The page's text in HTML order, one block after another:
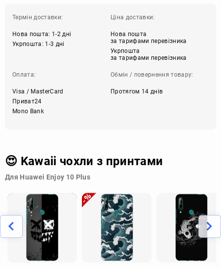
Термін доставки:
Нова пошта: 1-2 дні
Укрпошта: 1-3 дні
Ціна доставки:
Нова пошта
за тарифами перевізника
Укрпошта
за тарифами перевізника
Оплата:
Visa / MasterCard
Приват24
Mono Bank
Обмін / повернення товару:
Протягом 14 днів
😍 Kawaii чохли з принтами
Для Huawei Enjoy 10 Plus